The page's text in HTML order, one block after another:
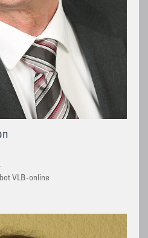
VLB-online